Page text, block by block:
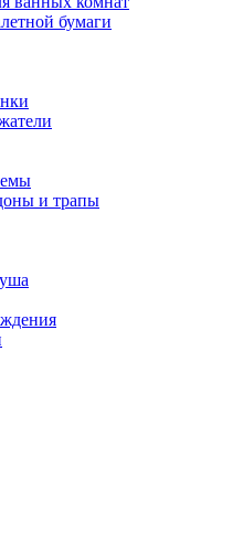
бумаги
и трапы